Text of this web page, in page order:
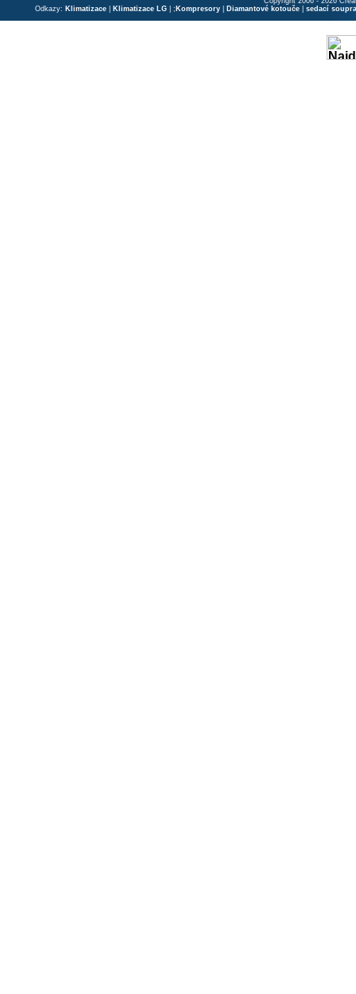
Odkazy: Klimatizace Klimatizace LG | ; Kompresory Diamantové kotouče sedací